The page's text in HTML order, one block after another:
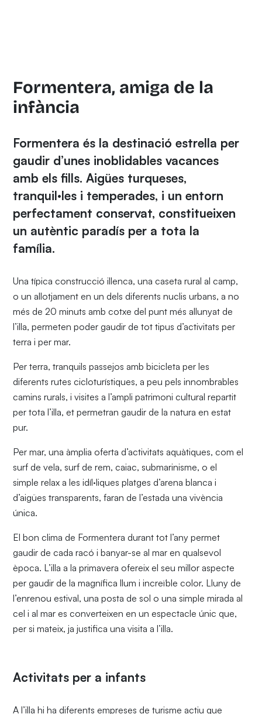
Formentera, amiga de la
infància
Formentera és la destinació estrella per
gaudir d’unes inoblidables vacances
amb els fills. Aigües turqueses,
tranquil·les i temperades, i un entorn
perfectament conservat, constitueixen
un autèntic paradís per a tota la
família.
Una típica construcció illenca, una caseta rural al camp,
o un allotjament en un dels diferents nuclis urbans, a no
més de 20 minuts amb cotxe del punt més allunyat de
l’illa, permeten poder gaudir de tot tipus d’activitats per
terra i per mar.
Per terra, tranquils passejos amb bicicleta per les
diferents rutes cicloturístiques, a peu pels innombrables
camins rurals, i visites a l’ampli patrimoni cultural repartit
per tota l’illa, et permetran gaudir de la natura en estat
pur.
Per mar, una àmplia oferta d’activitats aquàtiques, com el
surf de vela, surf de rem, caiac, submarinisme, o el
simple relax a les idíl·liques platges d’arena blanca i
d’aigües transparents, faran de l’estada una vivència
única.
El bon clima de Formentera durant tot l’any permet
gaudir de cada racó i banyar-se al mar en qualsevol
època. L’illa a la primavera ofereix el seu millor aspecte
per gaudir de la magnífica llum i increïble color. Lluny de
l’enrenou estival, una posta de sol o una simple mirada al
cel i al mar es converteixen en un espectacle únic que,
per si mateix, ja justifica una visita a l’illa.
Activitats per a infants
A l’illa hi ha diferents empreses de turisme actiu que